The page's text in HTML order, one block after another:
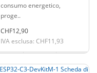
consumo energetico,
proge..
CHF12,90
IVA esclusa: CHF11,93